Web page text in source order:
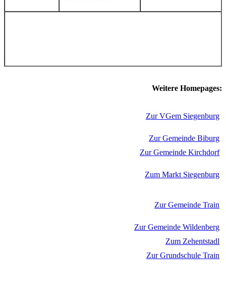
Weitere Homepages:
Zur VGem Siegenburg
Zur Gemeinde Biburg
Zur Gemeinde Kirchdorf
Zum Markt Siegenburg
Zur Gemeinde Train
Zur Gemeinde Wildenberg
Zum Zehentstadl
Zur Grundschule Train